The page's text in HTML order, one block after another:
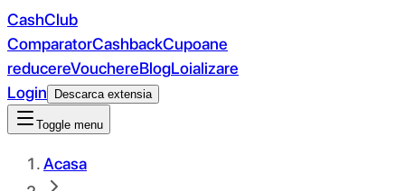
CashClub
ComparatorCashbackCupoane
reducereVouchereBlogLoializare
Login
Descarca extensia
Toggle menu
Acasa